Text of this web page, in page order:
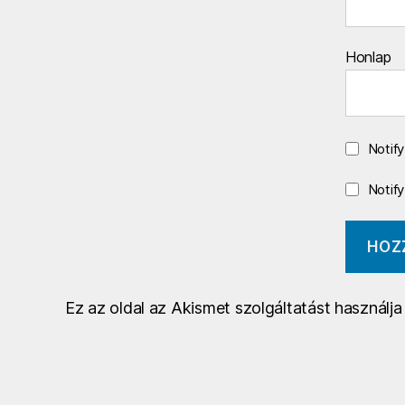
Honlap
Ez az oldal az Akismet szolgáltatást